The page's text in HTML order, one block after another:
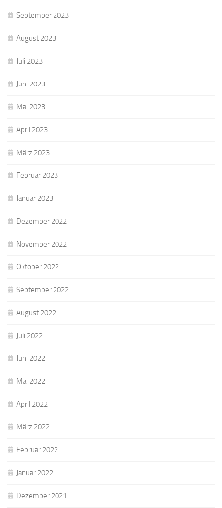
September 2023
August 2023
Juli 2023
Juni 2023
Mai 2023
April 2023
März 2023
Februar 2023
Januar 2023
Dezember 2022
November 2022
Oktober 2022
September 2022
August 2022
Juli 2022
Juni 2022
Mai 2022
April 2022
März 2022
Februar 2022
Januar 2022
Dezember 2021